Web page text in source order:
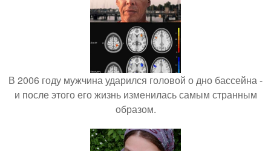
В 2006 году мужчина ударился головой о дно бассейна -
и после этого его жизнь изменилась самым странным
образом.